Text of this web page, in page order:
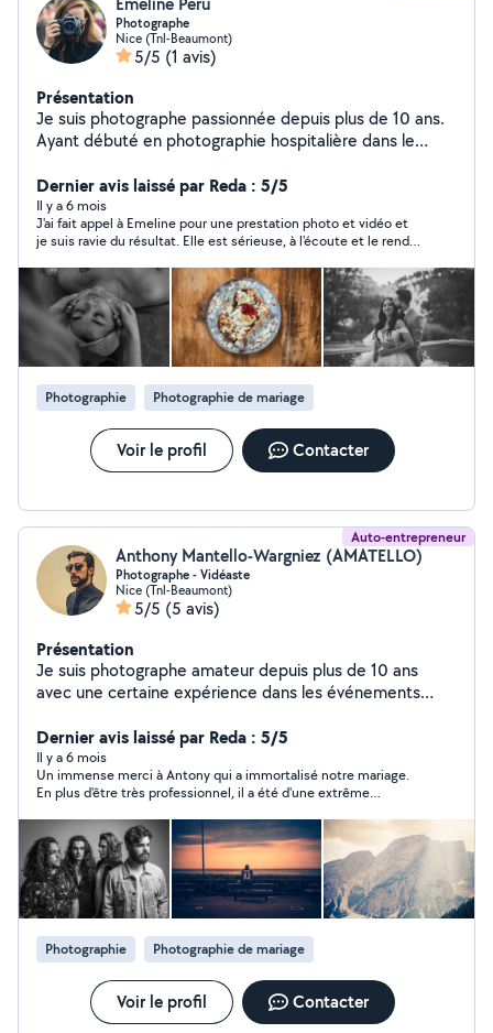
Photographe
Nice (Tnl-Beaumont)
5/5 (1 avis)
Présentation
Je suis photographe passionnée depuis plus de 10 ans.
Ayant débuté en photographie hospitalière dans le
et souhaitée me diversifier dans d'autres projets (
photographie culinaire, restauration, entreprise,
événementiels comme les mariages, baptêmes ... ,
voyage, nature, voyage, ...) N'hésitez pas à m'écrire pour
vos petits et grands projets :)
Dernier avis laissé par Reda : 5/5
Il y a 6 mois
J'ai fait appel à Emeline pour une prestation photo et vidéo et
je suis ravie du résultat. Elle est sérieuse, à l'écoute et le rendu
la joie , Un grand merci pour ton aide et ton professionnalisme !
Photographie Photographie de mariage
Voir le profil Contacter
Auto-entrepreneur
Anthony Mantello-Wargniez (AMATELLO)
Photographe - Vidéaste
Nice (Tnl-Beaumont)
5/5 (5 avis)
Présentation
Je suis photographe amateur depuis plus de 10 ans
avec une certaine expérience dans les événements
en tout genre. Je me suis depuis professionnalisé dans
la photographie et je m'axe aussi depuis plus de 4 ans
dans la vidéo, n'hésitez pas à me contacter pour plus de
détails.
Dernier avis laissé par Reda : 5/5
Il y a 6 mois
Un immense merci à Antony qui a immortalisé notre mariage.
En plus d'être très professionnel, il a été d'une extrême
sont superbes, je le recommande les yeux fermés !
Photographie Photographie de mariage
Voir le profil Contacter